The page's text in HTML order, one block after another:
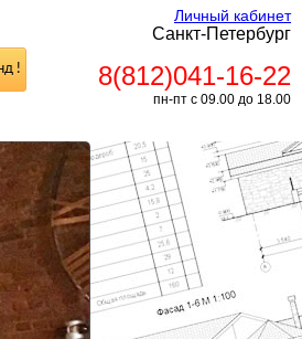
Личный кабинет
Санкт-Петербург
8(812)041-16-22
пн-пт с 09.00 до 18.00
!